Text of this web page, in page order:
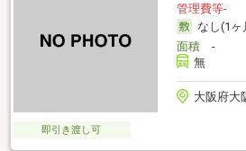
管理費等-
なし(1ヶ
面積-
無
大阪府大
即引き渡し可